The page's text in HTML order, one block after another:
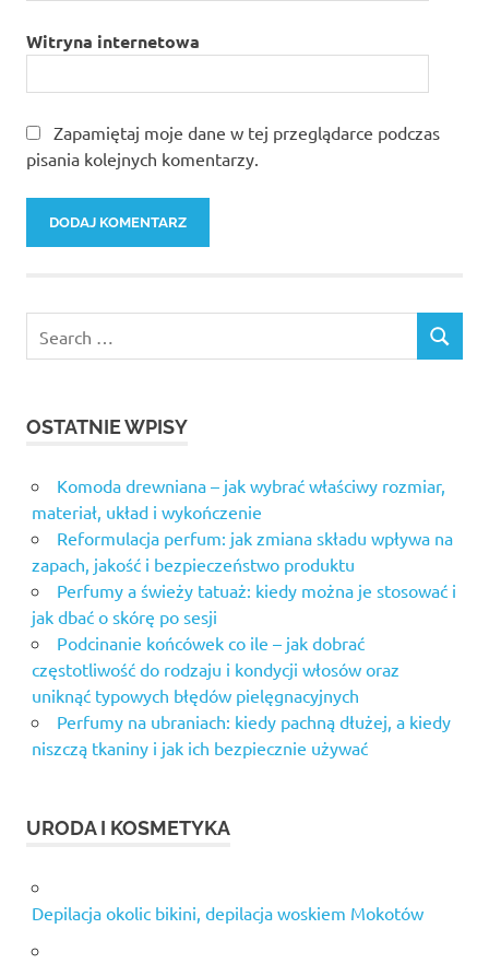
Witryna internetowa
Zapamiętaj moje dane w tej przeglądarce podczas
pisania kolejnych komentarzy.
OSTATNIE WPISY
Komoda drewniana – jak wybrać właściwy rozmiar,
materiał, układ i wykończenie
Reformulacja perfum: jak zmiana składu wpływa na
zapach, jakość i bezpieczeństwo produktu
Perfumy a świeży tatuaż: kiedy można je stosować i
jak dbać o skórę po sesji
Podcinanie końcówek co ile – jak dobrać
częstotliwość do rodzaju i kondycji włosów oraz
uniknąć typowych błędów pielęgnacyjnych
Perfumy na ubraniach: kiedy pachną dłużej, a kiedy
niszczą tkaniny i jak ich bezpiecznie używać
URODA I KOSMETYKA
Depilacja okolic bikini, depilacja woskiem Mokotów